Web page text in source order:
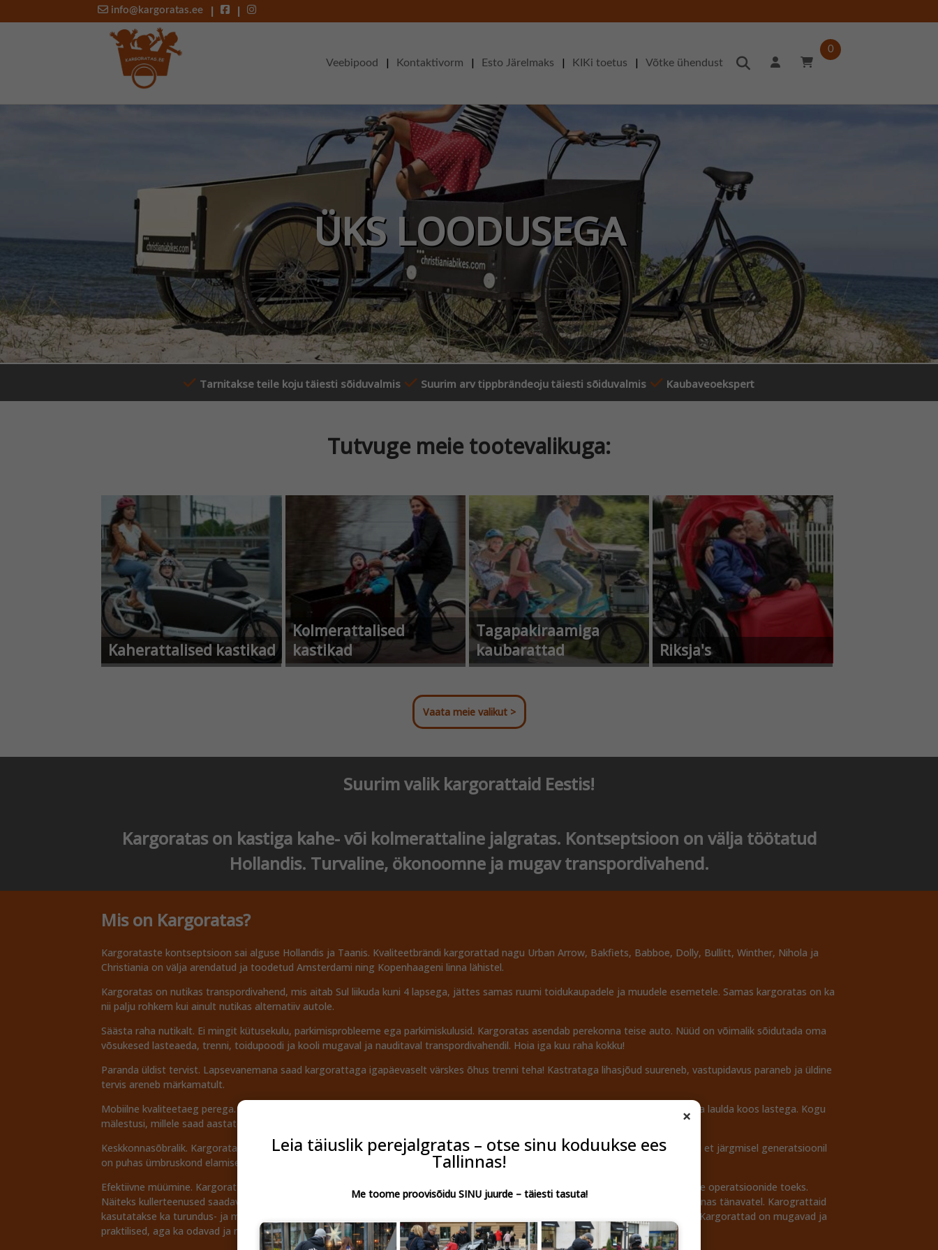
info@kargoratas.ee | |
Veebipood | Kontaktivorm | Esto Järelmaks | KIKi toetus | Võtke ühendust
0
MIKS TEINE AUTO?
ÜKS LOODUSEGA
Tarnitakse teile koju täiesti sõiduvalmis Suurim arv tippbrändeoju täiesti sõiduvalmis Kaubaveoekspert
Tutvuge meie tootevalikuga:
Kaherattalised kastikad
Kolmerattalised
kastikad
Tagapakiraamiga
kaubarattad
Riksja's
Vaata meie valikut >
Suurim valik kargorattaid Eestis!
Kargoratas on kastiga kahe- või kolmerattaline jalgratas. Kontseptsioon on välja töötatud
Hollandis. Turvaline, ökonoomne ja mugav transpordivahend.
Mis on Kargoratas?
Kargorataste kontseptsioon sai alguse Hollandis ja Taanis. Kvaliteetbrändi kargorattad nagu Urban Arrow, Bakfiets, Babboe, Dolly, Bullitt, Winther, Nihola ja
Christiania on välja arendatud ja toodetud Amsterdami ning Kopenhaageni linna lähistel.
Kargoratas on nutikas transpordivahend, mis aitab Sul liikuda kuni 4 lapsega, jättes samas ruumi toidukaupadele ja muudele esemetele. Samas kargoratas on ka
nii palju rohkem kui ainult nutikas alternatiiv autole.
Säästa raha nutikalt. Ei mingit kütusekulu, parkimisprobleeme ega parkimiskulusid. Kargoratas asendab perekonna teise auto. Nüüd on võimalik sõidutada oma
võsukesed lasteaeda, trenni, toidupoodi ja kooli mugaval ja nauditaval transpordivahendil. Hoia iga kuu raha kokku!
Paranda üldist tervist. Lapsevanemana saad kargorattaga igapäevaselt värskes õhus trenni teha! Kastrataga lihasjõud suureneb, vastupidavus paraneb ja üldine
tervis areneb märkamatult.
Mobiilne kvaliteetaeg perega. Kui lapsed on terve rattasõidu ajal Sinu ees kastis, muutub rattasõit peoks ratastel. Sa saad rääkida ja laulda koos lastega. Kogu
mälestusi, millele saad aastate pärast soojusega tagasi vaadata.
Keskkonnasõbralik. Kargoratas on keskkonnasõbralik valik. Aita CO2 emissioone vähendamises ja keskkonnahoiu suurendamises, nii et järgmisel generatsioonil
on puhas ümbruskond elamiseks. Vali jalgratas lühemateks soitudes.
Efektiivne müümine. Kargorattad pole ainult perekonande kasutuseks, vaid ka ärid Euroopas kasutavad kastrattaid oma igapäevaste operatsioonide toeks.
Näiteks kullerteenused saadavad pakke kastrataste abil, restoranid täidävad tellimusi, kohvikud ja baarid müüvad oma jooke kesklinnas tänavatel. Karograttaid
kasutatakse ka turundus- ja müügiedenduste jaoks- sa võid jagada tooteid ja näidiseid umber linna, täpselt seal kus su kliendid on. Kargorattad on mugavad ja
praktilised, aga ka odavad ja neid on lihtne võtta äris kasutusele, sest töötajatel pole juhilube ja firma autot vaja.
×
Leia täiuslik perejalgratas – otse sinu koduukse ees
Tallinnas!
Me toome proovisõidu SINU juurde – täiesti tasuta!